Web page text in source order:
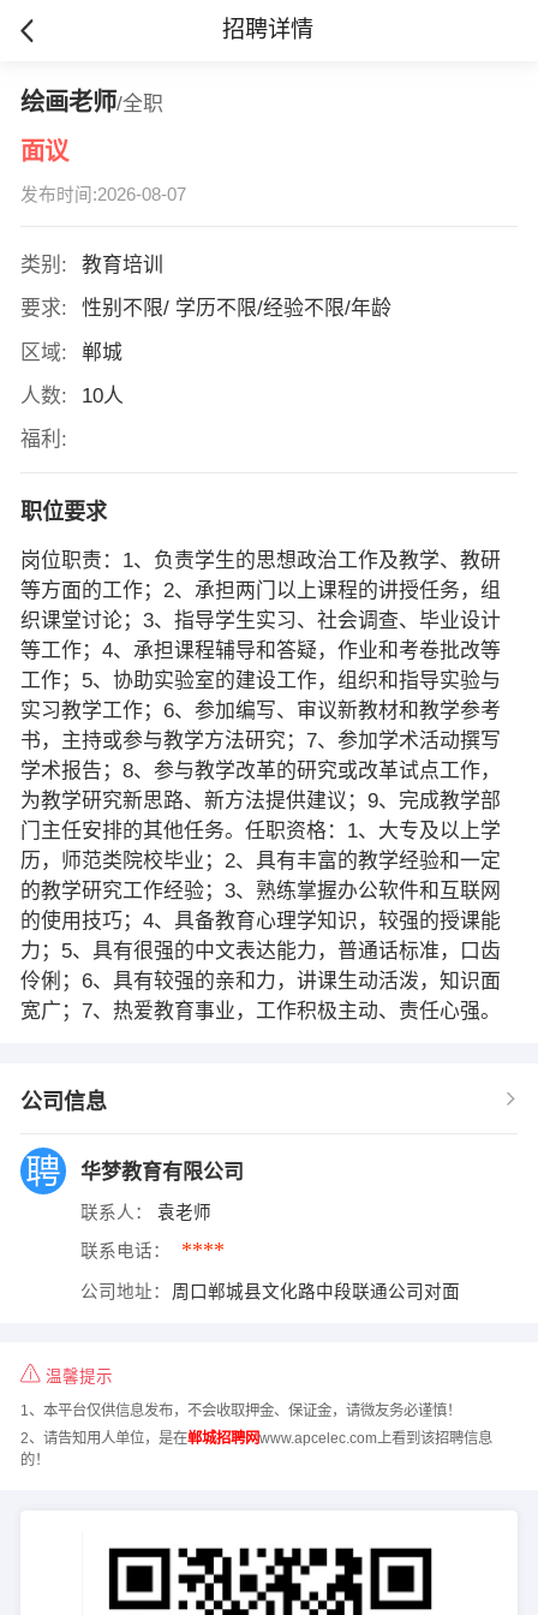
招聘详情
绘画老师/全职
面议
发布时间:2026-08-07
类别:
教育培训
要求:
性别不限/ 学历不限/经验不限/年龄
区域:
郸城
人数:
10人
福利:
职位要求
岗位职责：1、负责学生的思想政治工作及教学、教研
等方面的工作；2、承担两门以上课程的讲授任务，组
织课堂讨论；3、指导学生实习、社会调查、毕业设计
等工作；4、承担课程辅导和答疑，作业和考卷批改等
工作；5、协助实验室的建设工作，组织和指导实验与
实习教学工作；6、参加编写、审议新教材和教学参考
书，主持或参与教学方法研究；7、参加学术活动撰写
学术报告；8、参与教学改革的研究或改革试点工作，
为教学研究新思路、新方法提供建议；9、完成教学部
门主任安排的其他任务。任职资格：1、大专及以上学
历，师范类院校毕业；2、具有丰富的教学经验和一定
的教学研究工作经验；3、熟练掌握办公软件和互联网
的使用技巧；4、具备教育心理学知识，较强的授课能
力；5、具有很强的中文表达能力，普通话标准，口齿
伶俐；6、具有较强的亲和力，讲课生动活泼，知识面
宽广；7、热爱教育事业，工作积极主动、责任心强。
公司信息
华梦教育有限公司
联系人： 袁老师
联系电话： ****
公司地址： 周口郸城县文化路中段联通公司对面
温馨提示
1、本平台仅供信息发布，不会收取押金、保证金，请微友务必谨慎！
2、请告知用人单位，是在郸城招聘网www.apcelec.com上看到该招聘信息
的！